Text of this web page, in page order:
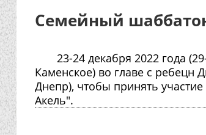
Семейный
23-24 декабря 2022 года
Каменское) во главе с ребецн
Днепр), чтобы принять
Акель".